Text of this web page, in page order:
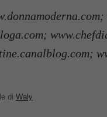
di Waly